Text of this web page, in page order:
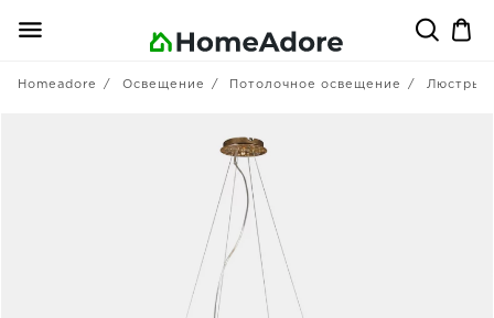
Homeadore Освещение Потолочное освещение Люстры